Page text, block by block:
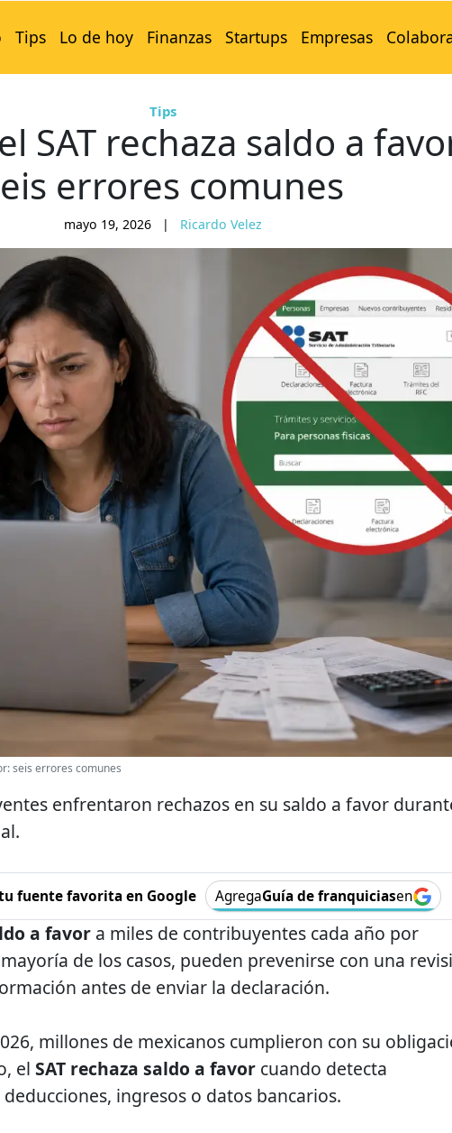
Tips Lo de hoy Finanzas Startups Empresas
Tips
SAT rechaza saldo a
errores comunes
mayo 19, 2026 | Ricardo Velez
seis errores comunes
enfrentaron rechazos en su saldo a favor
fuente favorita en Google AgregaGuía de franquiciasen
a favor a miles de contribuyentes cada año por
de los casos, pueden prevenirse con una
antes de enviar la declaración.
millones de mexicanos cumplieron con su
el SAT rechaza saldo a favor cuando detecta
ingresos o datos bancarios.